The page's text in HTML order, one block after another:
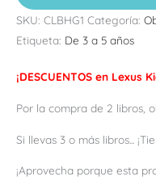
SKU: CLBHG1 Categoría:
Etiqueta: De 3 a 5 años
¡DESCUENTOS en Lexus
Por la compra de 2 libros,
Si llevas 3 o más libros...
¡Aprovecha porque esta